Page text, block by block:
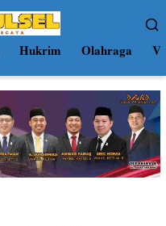
Hukrim Olahraga